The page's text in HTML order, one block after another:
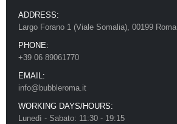
ADDRESS:
Largo Forano 1 (Viale Somalia), 00199 Roma
PHONE:
+39 06 89061770
EMAIL:
info@bubbleroma.it
WORKING DAYS/HOURS:
Lunedì - Sabato: 11:30 - 19:15